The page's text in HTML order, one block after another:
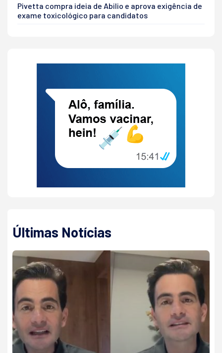
Pivetta compra ideia de Abilio e aprova exigência de
exame toxicológico para candidatos
Últimas Notícias